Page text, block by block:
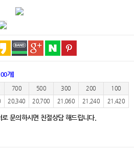
개]
700 500 300 200
100
20,340 20,700 21,060 21,240 21,420
문의하시면 친절상담 해드립니다.